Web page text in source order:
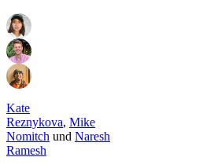
Kate
Reznykova, Mike
Nomitch und Naresh
Ramesh